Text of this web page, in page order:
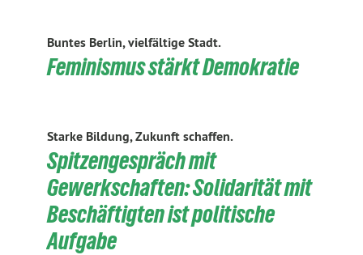
Buntes Berlin, vielfältige Stadt.
Feminismus stärkt Demokratie
Starke Bildung, Zukunft schaffen.
Spitzengespräch mit
Gewerkschaften: Solidarität mit
Beschäftigten ist politische
Aufgabe